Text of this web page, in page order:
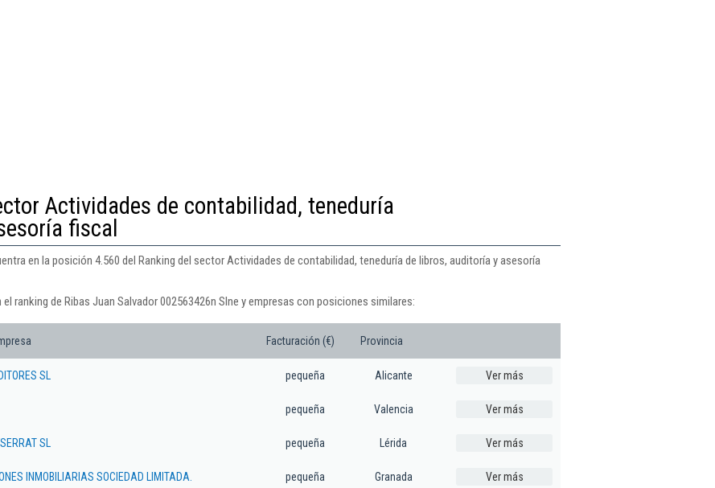
Actividades de contabilidad, teneduría
fiscal
en la posición 4.560 del Ranking del sector Actividades de contabilidad, teneduría de libros, auditoría y asesoría
ranking de Ribas Juan Salvador 002563426n Slne y empresas con posiciones similares:
Facturación (€) Provincia
SL pequeña Alicante Ver más
pequeña Valencia Ver más
SL pequeña Lérida Ver más
INMOBILIARIAS SOCIEDAD LIMITADA. pequeña Granada Ver más